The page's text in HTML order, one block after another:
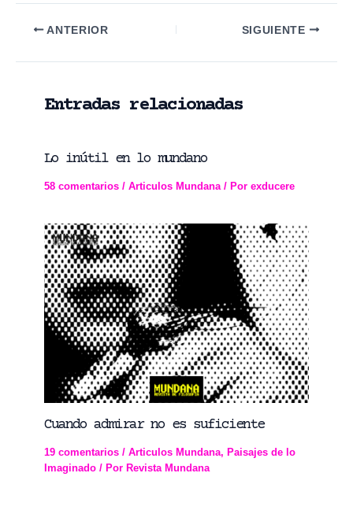
Navegación
entradas
ANTERIOR SIGUIENTE
Entradas relacionadas
Lo inútil en lo mundano
58 comentarios /Articulos Mundana / Porexducere
Cuando admirar no es suficiente
19 comentarios /Articulos Mundana,Paisajes de lo
Imaginado / PorRevista Mundana